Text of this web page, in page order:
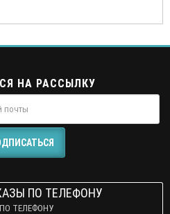
НА РАССЫЛКУ
ПО ТЕЛЕФОНУ
ТЕЛЕФОНУ